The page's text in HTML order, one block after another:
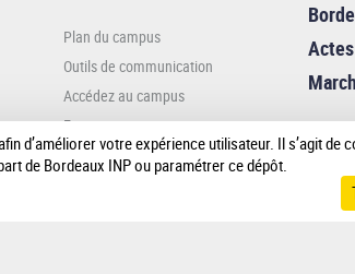
ENSTBB
Plan du campus
Outils de communication
Accédez au campus
Espace presse
d’améliorer votre expérience utilisateur. Il s’agit
de Bordeaux INP ou paramétrer ce dépôt.